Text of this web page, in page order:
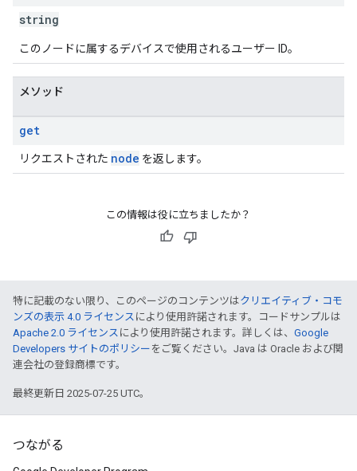
string
このノードに属するデバイスで使用されるユーザー ID。
メソッド
get
リクエストされた node を返します。
この情報は役に立ちましたか？
特に記載のない限り、このページのコンテンツはクリエイティブ・コモ
ンズの表示 4.0 ライセンス により使用許諾されます。コードサンプルは
Apache 2.0 ライセンス により使用許諾されます。詳しくは、 Google
Developers サイトのポリシー をご覧ください。Java は Oracle および関
連会社の登録商標です。
最終更新日 2025-07-25 UTC。
つながる